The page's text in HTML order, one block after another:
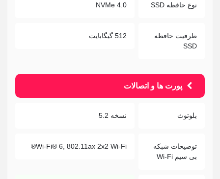
نوع حافظه SSD NVMe 4.0
ظرفیت حافظه
SSD
512 گیگابایت
پورت ها و اتصالات
بلوتوث نسخه 5.2
توضیحات شبکه
بی سیم Wi-Fi
Wi-Fi® 6, 802.11ax 2x2 Wi-Fi®